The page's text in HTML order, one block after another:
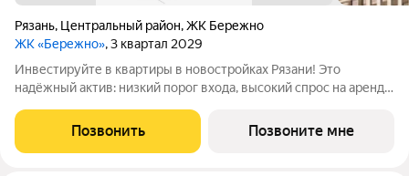
Рязань, Центральный район,ЖК Бережно
ЖК «Бережно», 3 квартал 2029
Инвестируйте в квартиры в новостройках Рязани! Это
надёжный актив: низкий порог входа, высокий спрос на аренду
Жилой квартал «Бережно» это проект класса Бизнес,
созданный с уважением к городу и
Позвонить Позвоните мне